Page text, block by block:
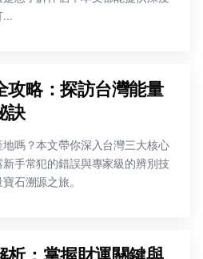
...
攻略：探訪台灣能量
訣
嗎？本文帶你深入台灣三大核心
手常犯的錯誤與專家級的辨別技
石溯源之旅。